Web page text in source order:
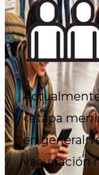
«etapa
en general,
vacunación